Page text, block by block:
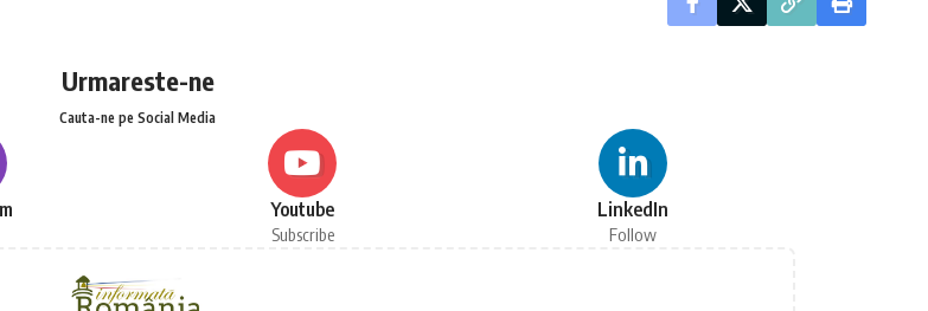
Urmareste-ne
Cauta-ne pe Social Media
Youtube
Subscribe
LinkedIn
Follow